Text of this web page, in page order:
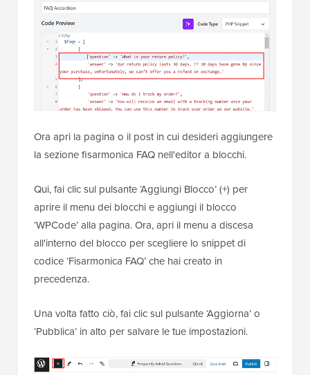
Ora apri la pagina o il post in cui desideri aggiungere
la sezione fisarmonica FAQ nell'editor a blocchi.
Qui, fai clic sul pulsante ‘Aggiungi Blocco’ (+) per
aprire il menu dei blocchi e aggiungi il blocco
‘WPCode’ alla pagina. Ora, apri il menu a discesa
all'interno del blocco per scegliere lo snippet di
codice ‘Fisarmonica FAQ’ che hai creato in
precedenza.
Una volta fatto ciò, fai clic sul pulsante ‘Aggiorna’ o
‘Pubblica’ in alto per salvare le tue impostazioni.